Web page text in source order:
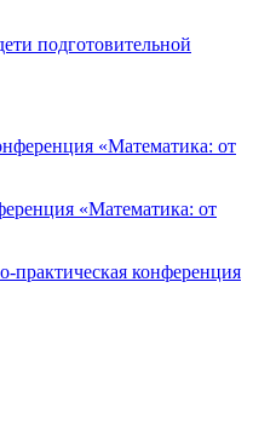
подготовительной
«Математика: от
практическая конференция